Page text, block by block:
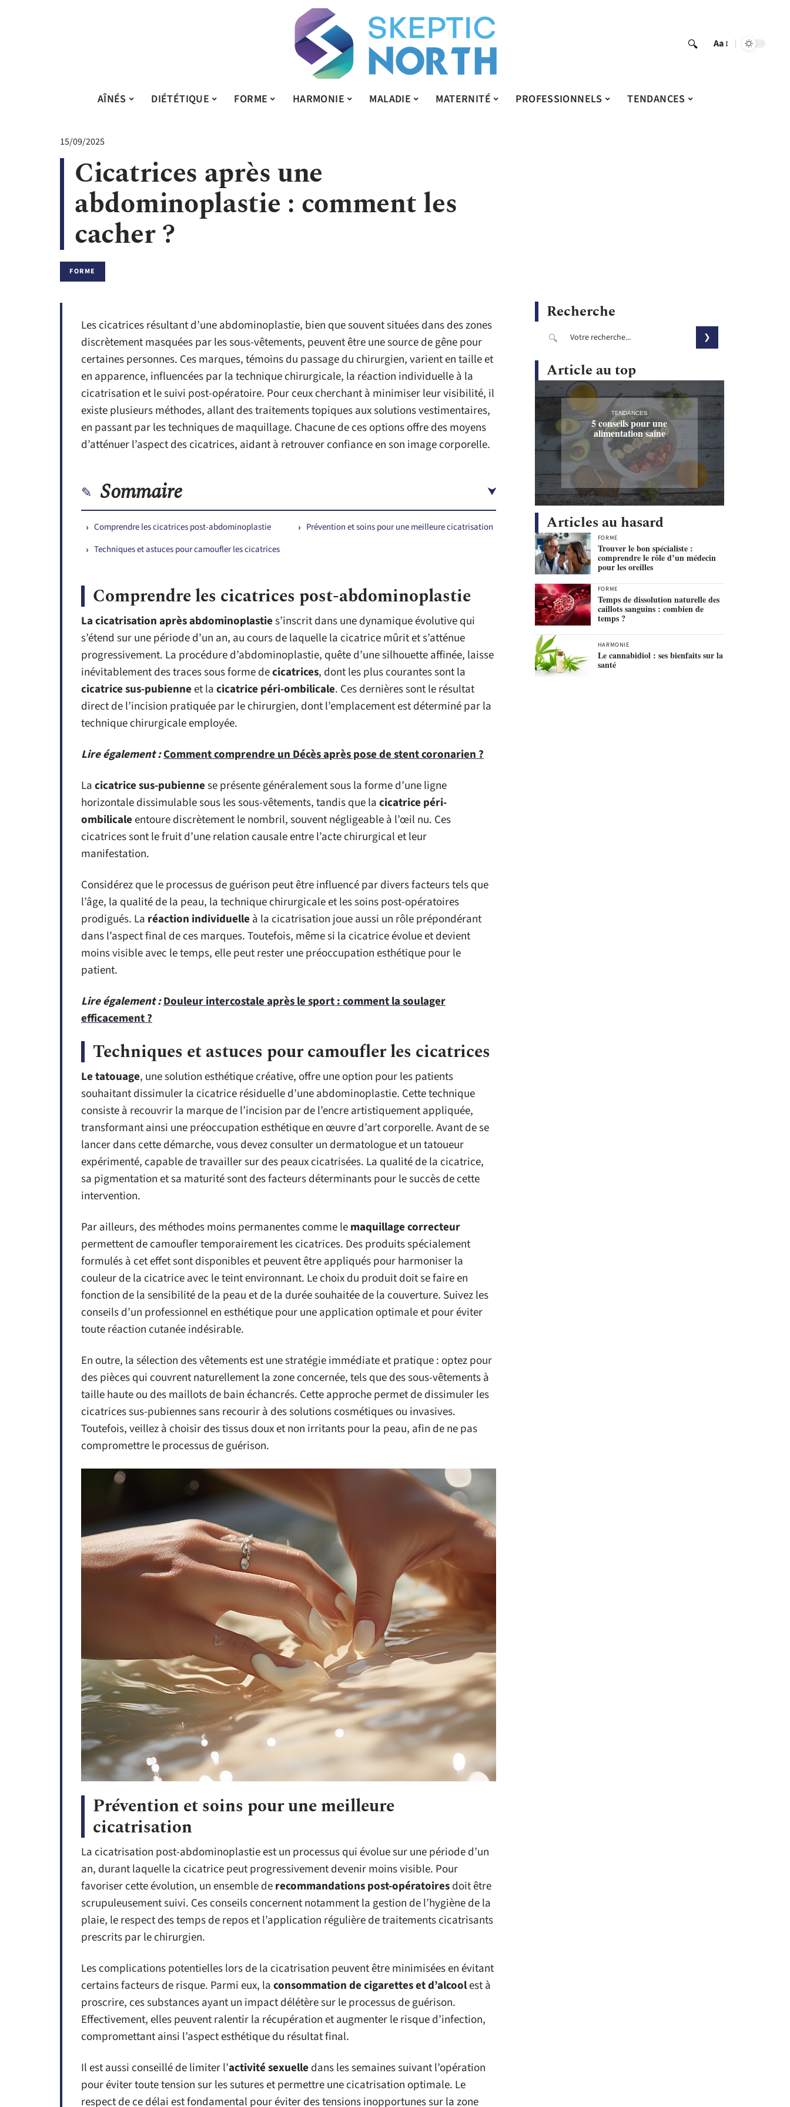
Aa
AÎNÉS DIÉTÉTIQUE FORME HARMONIE MALADIE MATERNITÉ PROFESSIONNELS TENDANCES
15/09/2025
Cicatrices après une
abdominoplastie : comment les
cacher ?
FORME
Les cicatrices résultant d’une abdominoplastie, bien que souvent situées dans des zones
discrètement masquées par les sous-vêtements, peuvent être une source de gêne pour
certaines personnes. Ces marques, témoins du passage du chirurgien, varient en taille et
en apparence, influencées par la technique chirurgicale, la réaction individuelle à la
cicatrisation et le suivi post-opératoire. Pour ceux cherchant à minimiser leur visibilité, il
existe plusieurs méthodes, allant des traitements topiques aux solutions vestimentaires,
en passant par les techniques de maquillage. Chacune de ces options offre des moyens
d’atténuer l’aspect des cicatrices, aidant à retrouver confiance en son image corporelle.
Sommaire
Comprendre les cicatrices post-abdominoplastie
Techniques et astuces pour camoufler les cicatrices
Prévention et soins pour une meilleure cicatrisation
Comprendre les cicatrices post-abdominoplastie
La cicatrisation après abdominoplasties’inscrit dans une dynamique évolutive qui
s’étend sur une période d’un an, au cours de laquelle la cicatrice mûrit et s’atténue
progressivement. La procédure d’abdominoplastie, quête d’une silhouette affinée, laisse
inévitablement des traces sous forme decicatrices, dont les plus courantes sont la
cicatrice sus-pubienneet lacicatrice péri-ombilicale. Ces dernières sont le résultat
direct de l’incision pratiquée par le chirurgien, dont l’emplacement est déterminé par la
technique chirurgicale employée.
Lire également :Comment comprendre un Décès après pose de stent coronarien ?
Lacicatrice sus-pubiennese présente généralement sous la forme d’une ligne
horizontale dissimulable sous les sous-vêtements, tandis que lacicatrice péri-
ombilicaleentoure discrètement le nombril, souvent négligeable à l’œil nu. Ces
cicatrices sont le fruit d’une relation causale entre l’acte chirurgical et leur
manifestation.
Considérez que le processus de guérison peut être influencé par divers facteurs tels que
l’âge, la qualité de la peau, la technique chirurgicale et les soins post-opératoires
prodigués. La réaction individuelle à la cicatrisation joue aussi un rôle prépondérant
dans l’aspect final de ces marques. Toutefois, même si la cicatrice évolue et devient
moins visible avec le temps, elle peut rester une préoccupation esthétique pour le
patient.
Lire également :Douleur intercostale après le sport : comment la soulager
efficacement ?
Techniques et astuces pour camoufler les cicatrices
Le tatouage, une solution esthétique créative, offre une option pour les patients
souhaitant dissimuler la cicatrice résiduelle d’une abdominoplastie. Cette technique
consiste à recouvrir la marque de l’incision par de l’encre artistiquement appliquée,
transformant ainsi une préoccupation esthétique en œuvre d’art corporelle. Avant de se
lancer dans cette démarche, vous devez consulter un dermatologue et un tatoueur
expérimenté, capable de travailler sur des peaux cicatrisées. La qualité de la cicatrice,
sa pigmentation et sa maturité sont des facteurs déterminants pour le succès de cette
intervention.
Par ailleurs, des méthodes moins permanentes comme lemaquillage correcteur
permettent de camoufler temporairement les cicatrices. Des produits spécialement
formulés à cet effet sont disponibles et peuvent être appliqués pour harmoniser la
couleur de la cicatrice avec le teint environnant. Le choix du produit doit se faire en
fonction de la sensibilité de la peau et de la durée souhaitée de la couverture. Suivez les
conseils d’un professionnel en esthétique pour une application optimale et pour éviter
toute réaction cutanée indésirable.
En outre, la sélection des vêtements est une stratégie immédiate et pratique : optez pour
des pièces qui couvrent naturellement la zone concernée, tels que des sous-vêtements à
taille haute ou des maillots de bain échancrés. Cette approche permet de dissimuler les
cicatrices sus-pubiennes sans recourir à des solutions cosmétiques ou invasives.
Toutefois, veillez à choisir des tissus doux et non irritants pour la peau, afin de ne pas
compromettre le processus de guérison.
Prévention et soins pour une meilleure
cicatrisation
La cicatrisation post-abdominoplastie est un processus qui évolue sur une période d’un
an, durant laquelle la cicatrice peut progressivement devenir moins visible. Pour
favoriser cette évolution, un ensemble derecommandations post-opératoiresdoit être
scrupuleusement suivi. Ces conseils concernent notamment la gestion de l’hygiène de la
plaie, le respect des temps de repos et l’application régulière de traitements cicatrisants
prescrits par le chirurgien.
Les complications potentielles lors de la cicatrisation peuvent être minimisées en évitant
certains facteurs de risque. Parmi eux, laconsommation de cigarettes et d’alcoolest à
proscrire, ces substances ayant un impact délétère sur le processus de guérison.
Effectivement, elles peuvent ralentir la récupération et augmenter le risque d’infection,
compromettant ainsi l’aspect esthétique du résultat final.
Il est aussi conseillé de limiter l’activité sexuelle dans les semaines suivant l’opération
pour éviter toute tension sur les sutures et permettre une cicatrisation optimale. Le
respect de ce délai est fondamental pour éviter des tensions inopportunes sur la zone
Recherche
Article au top
TENDANCES
5 conseils pour une
alimentation saine
Articles au hasard
FORME
Trouver le bon spécialiste :
comprendre le rôle d’un médecin
pour les oreilles
FORME
Temps de dissolution naturelle des
caillots sanguins : combien de
temps ?
HARMONIE
Le cannabidiol : ses bienfaits sur la
santé